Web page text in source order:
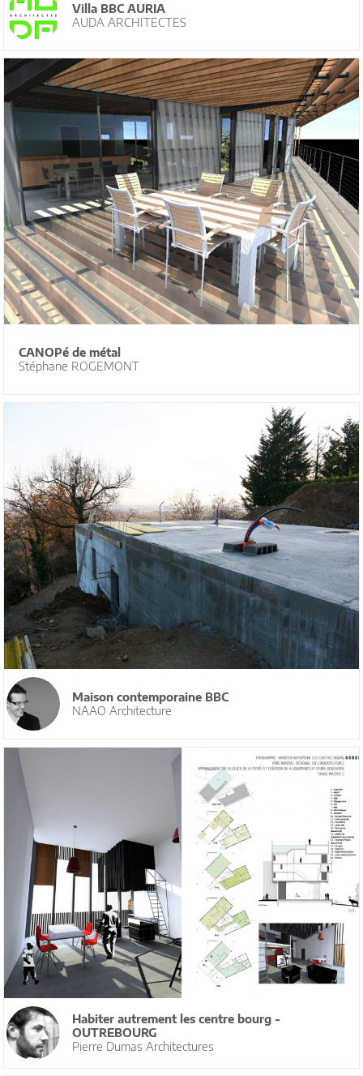
Villa BBC AURIA
AUDA ARCHITECTES
CANOPé de métal
Stéphane ROGEMONT
Maison contemporaine BBC
NAAO Architecture
Habiter autrement les centre bourg -
OUTREBOURG
Pierre Dumas Architectures